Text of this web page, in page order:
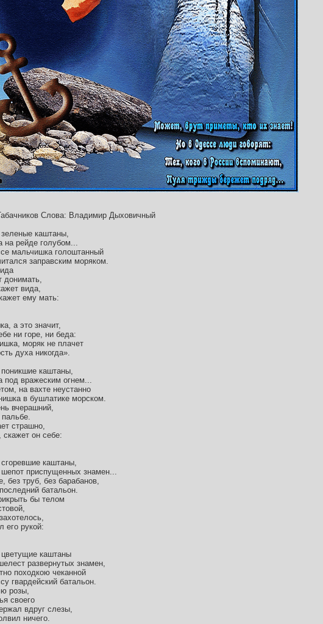
Слова: Владимир Дыховичный
каштаны,
на рейде голубом...
мальчишка голоштанный
заправским моряком.
донимать,
вида,
ему мать:
а это значит,
ни горе, ни беда:
моряк не плачет
духа никогда».
каштаны,
под вражеским огнем...
на вахте неустанно
в бушлатике морском.
вчерашний,
пальбе.
страшно,
скажет он себе:
каштаны,
шепот приспущенных знамен...
без труб, без барабанов,
батальон.
бы телом
его рукой:
каштаны
развернутых знамен,
походкою чеканной
гвардейский батальон.
розы,
своего
вдруг слезы,
ничего.